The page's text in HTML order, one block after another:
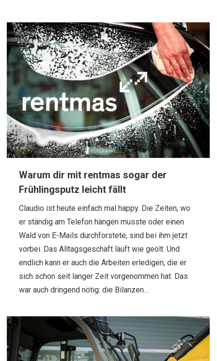
Warum dir mit rentmas sogar der
Frühlingsputz leicht fällt
Claudio ist heute einfach mal happy. Die Zeiten, wo
er ständig am Telefon hängen musste oder einen
Wald von E-Mails durchforstete, sind bei ihm jetzt
vorbei. Das Alltagsgeschäft läuft wie geölt. Und
endlich kann er auch die Arbeiten erledigen, die er
sich schon seit langer Zeit vorgenommen hat. Das
war auch dringend nötig: die Bilanzen…